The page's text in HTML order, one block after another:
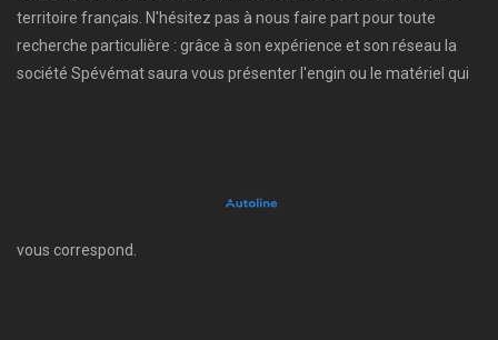
territoire français. N'hésitez pas à nous faire part pour toute
recherche particulière : grâce à son expérience et son réseau la
société Spévémat saura vous présenter l'engin ou le matériel qui
vous correspond.